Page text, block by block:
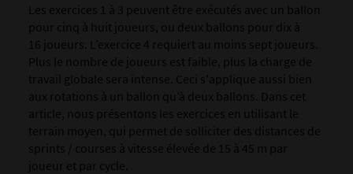
Les exercices 1 à 3 peuvent être exécutés avec un ballon
pour cinq à huit joueurs, ou deux ballons pour dix à
16 joueurs. L’exercice 4 requiert au moins sept joueurs.
Plus le nombre de joueurs est faible, plus la charge de
travail globale sera intense. Ceci s'applique aussi bien
aux rotations à un ballon qu’à deux ballons. Dans cet
article, nous présentons les exercices en utilisant le
terrain moyen, qui permet de solliciter des distances de
sprints / courses à vitesse élevée de 15 à 45 m par
joueur et par cycle.